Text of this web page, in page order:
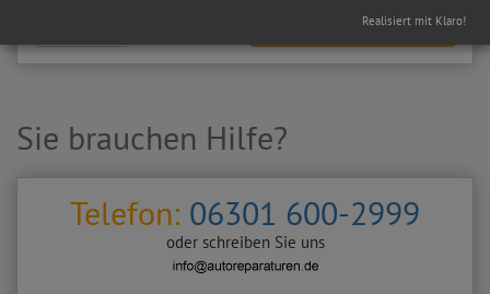
Werkstattanfrage stellen
Sie brauchen Hilfe?
Telefon: 06301 600-2999
oder schreiben Sie uns
Realisiert mit Klaro!